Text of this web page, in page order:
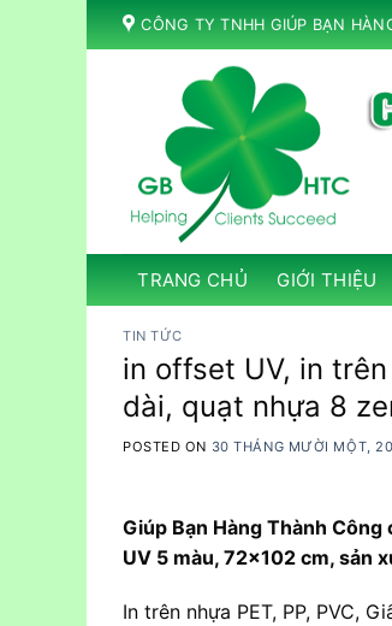
Skip
to
CÔNG TY TNHH GIÚP BẠN
TRANG CHỦ GIỚI THIỆU
TIN TỨC
in offset UV, in
dài, quạt nhựa 8
POSTED ON 30 THÁNG MƯỜI MỘT,
Giúp Bạn Hàng Thành
UV 5 màu, 72×102 cm, sản
In trên nhựa PET, PP, PVC,